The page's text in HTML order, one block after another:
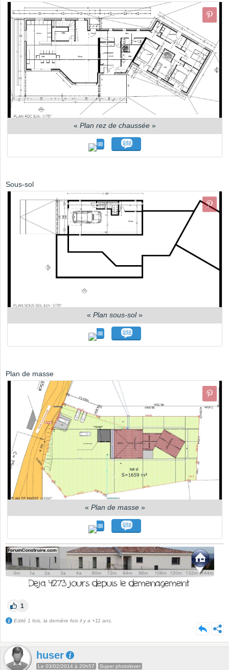
« Plan rez de chaussée »
Sous-sol
« Plan sous-sol»
Plan de masse
« Plan de masse»
1
Edité 1 fois, la dernière fois il y a +11 ans.
huser
Le 03/02/2014 à 20h57 Super photolover